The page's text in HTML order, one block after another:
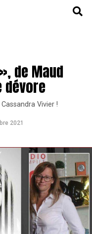
de Maud
dévore
Vivier !
2021